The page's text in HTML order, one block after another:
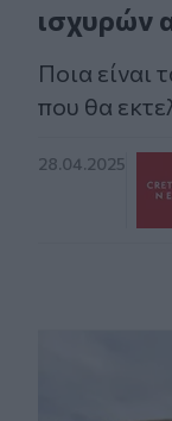
ισχυρών
Ποια είναι
που θα
28.04.2025